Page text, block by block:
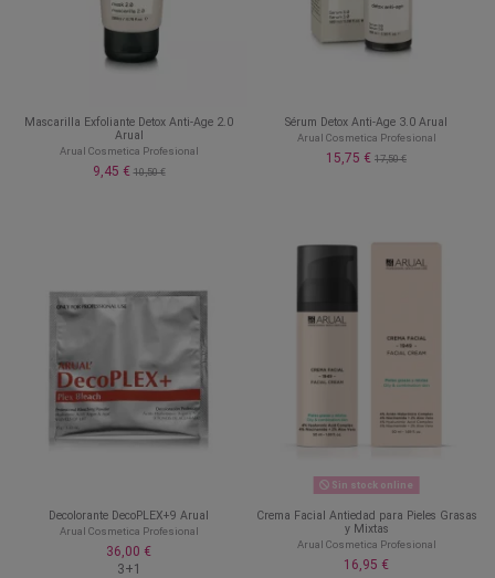
Mascarilla Exfoliante Detox Anti-Age 2.0
Arual
Arual Cosmetica Profesional
9,45 €10,50 €
Sérum Detox Anti-Age 3.0 Arual
Arual Cosmetica Profesional
15,75 € 17,50 €
Decolorante DecoPLEX+9 Arual
Arual Cosmetica Profesional
36,00 €
3+1
Sin stock online
Crema Facial Antiedad para Pieles Grasas
y Mixtas
Arual Cosmetica Profesional
16,95 €